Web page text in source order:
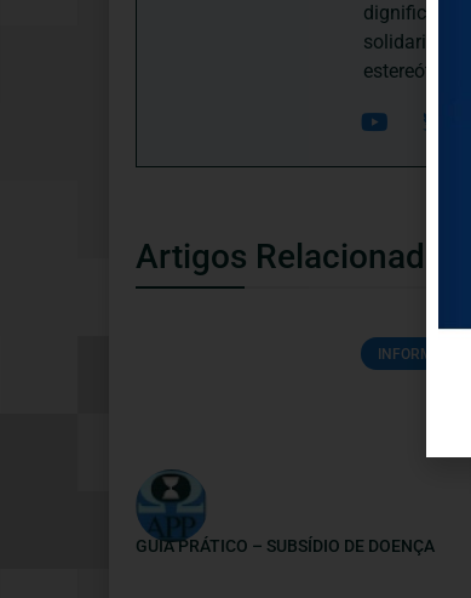
Artigos Relacionados
GUIA PRÁTICO – SUBSÍDIO DE DOENÇA